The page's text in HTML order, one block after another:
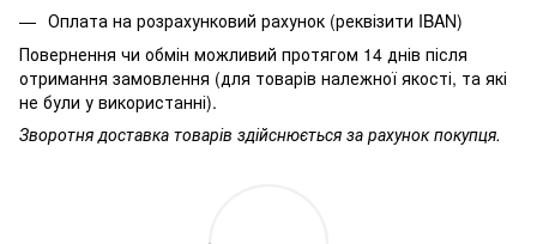
Оплата на розрахунковий рахунок (реквізити IBAN)
Повернення чи обмін можливий протягом 14 днів після
отримання замовлення (для товарів належної якості, та які
не були у використанні).
Зворотня доставка товарів здійснюється за рахунок покупця.